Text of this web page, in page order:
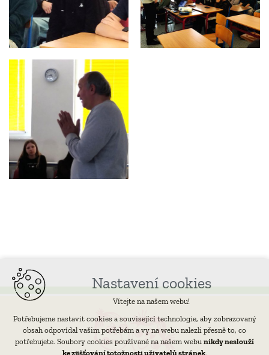
Nastavení cookies
Vítejte na našem webu!
Potřebujeme nastavit cookies a související technologie, aby zobrazovaný
obsah odpovídal vašim potřebám a vy na webu nalezli přesně to, co
potřebujete. Soubory cookies používané na našem webu nikdy neslouží
ke zjišťování totožnosti uživatelů stránek.